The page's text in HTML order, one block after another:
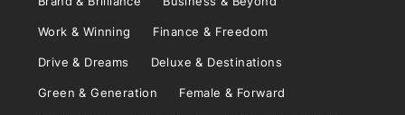
Work & Winning Finance & Freedom
Drive & Dreams Deluxe & Destinations
Green & Generation Female & Forward